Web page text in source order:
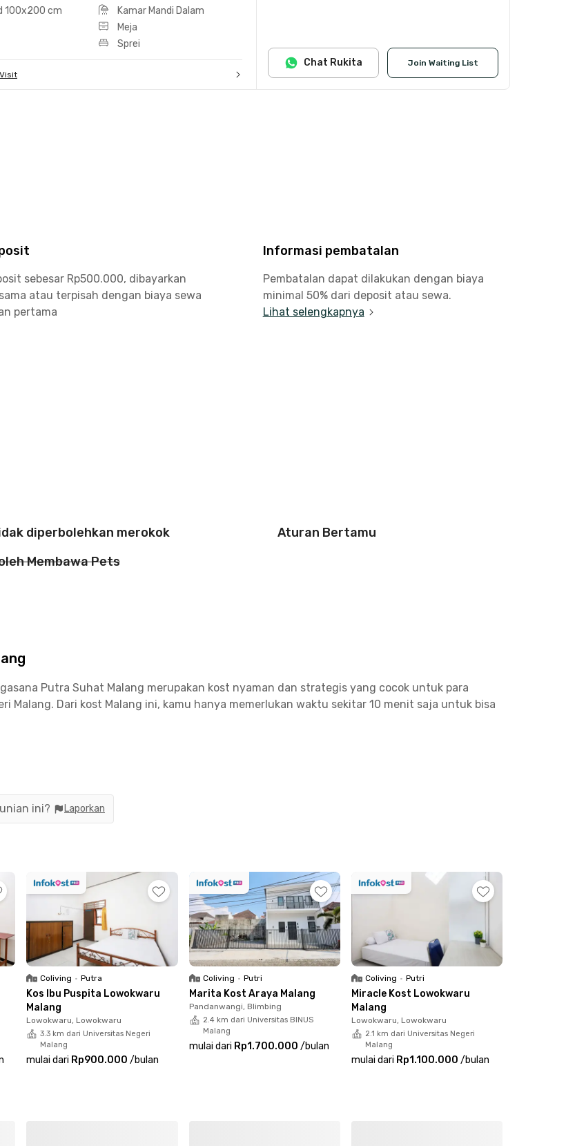
100x200 cm
Kamar Mandi Dalam
Meja
Sprei
Join Waiting List
Chat Rukita
sebesar Rp500.000, dibayarkan
atau terpisah dengan biaya sewa
pertama
Informasi pembatalan
Pembatalan dapat dilakukan dengan biaya
minimal 50% dari deposit atau sewa.
Lihat selengkapnya
diperbolehkan merokok
Aturan Bertamu
Membawa Pets
Putra Suhat Malang merupakan kost nyaman dan strategis yang cocok untuk para
Malang. Dari kost Malang ini, kamu hanya memerlukan waktu sekitar 10 menit saja untuk bisa
Coffee & Co, sampai Toko Kopi TUKU yang bisa dikunjungi tidak lebih dari 10 menit perjalanan.
lengkap. Kamarnya full furnished dengan AC, Wi-Fi, dan kamar mandi dalam. Ada pula
beraktivitas sehari-hari. Jadi, tunggu apa lagi? Booking sekarang juga sebelum
ini? Laporkan
Coliving • Putra
Kos Ibu Puspita Lowokwaru
Malang
Lowokwaru, Lowokwaru
3.3 km dari Universitas Negeri
Malang
mulai dari Rp900.000 /bulan
Coliving • Putri
Marita Kost Araya Malang
Pandanwangi, Blimbing
2.4 km dari Universitas BINUS
Malang
mulai dari Rp1.700.000 /bulan
Coliving • Putri
Miracle Kost Lowokwaru
Malang
Lowokwaru, Lowokwaru
2.1 km dari Universitas Negeri
Malang
mulai dari Rp1.100.000 /bulan